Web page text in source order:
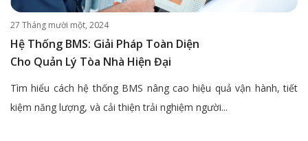
27 Tháng mười một, 2024
Hệ Thống BMS: Giải Pháp Toàn Diện
Cho Quản Lý Tòa Nhà Hiện Đại
Tìm hiểu cách hệ thống BMS nâng cao hiệu quả vận hành, tiết
kiệm năng lượng, và cải thiện trải nghiệm người...